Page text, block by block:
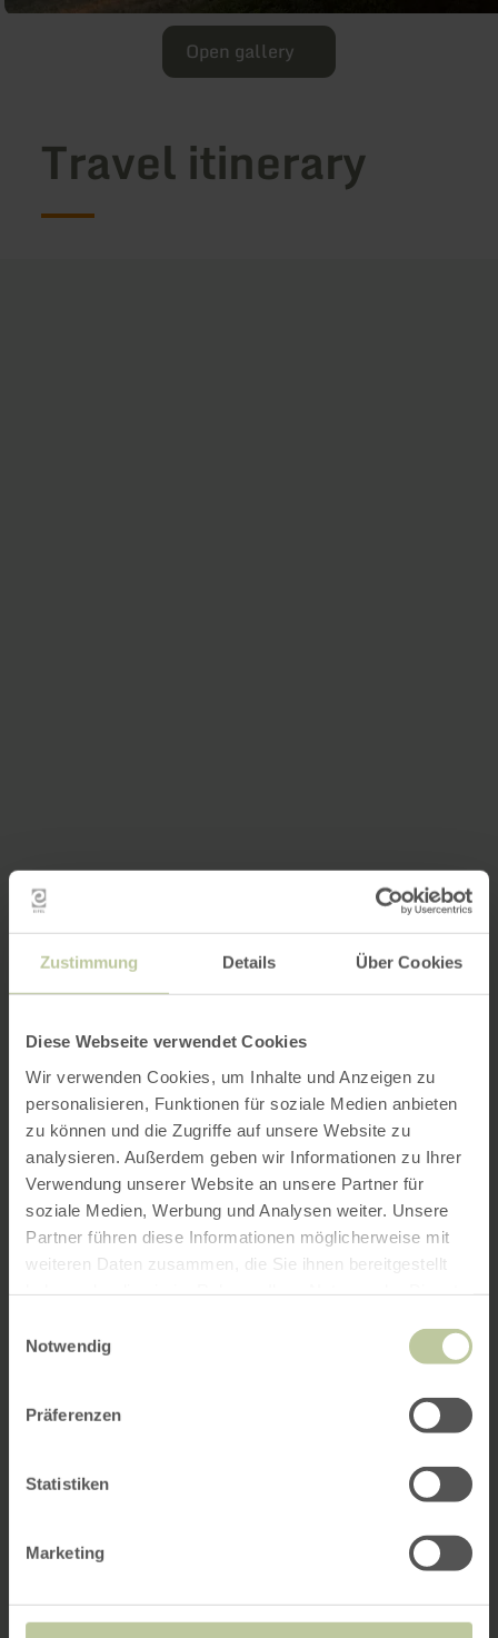
Zustimmung Details Über Cookies
Diese Webseite verwendet Cookies
Wir verwenden Cookies, um Inhalte und Anzeigen zu
personalisieren, Funktionen für soziale Medien anbieten
zu können und die Zugriffe auf unsere Website zu
analysieren. Außerdem geben wir Informationen zu Ihrer
Verwendung unserer Website an unsere Partner für
soziale Medien, Werbung und Analysen weiter. Unsere
Partner führen diese Informationen möglicherweise mit
weiteren Daten zusammen, die Sie ihnen bereitgestellt
Notwendig
Präferenzen
Statistiken
Marketing
Open gallery
Travel itinerary